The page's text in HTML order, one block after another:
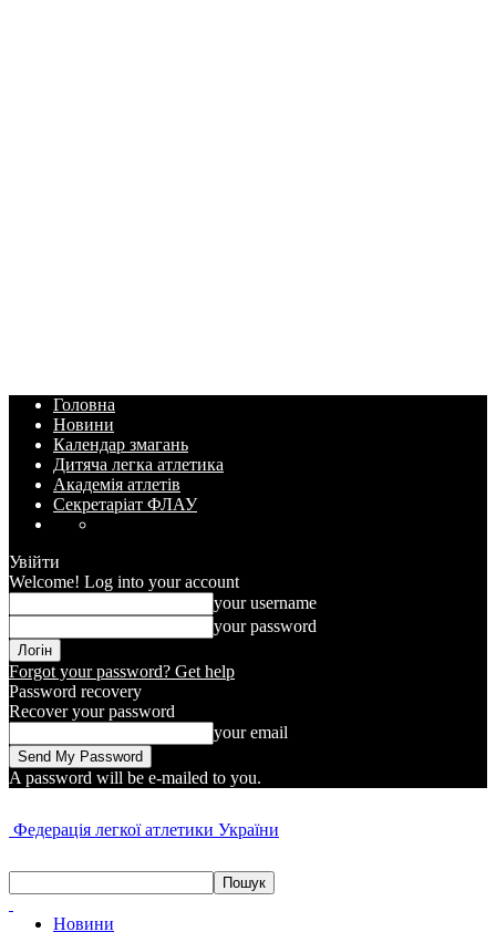
Головна
Новини
Календар змагань
Дитяча легка атлетика
Академія атлетів
Секретаріат ФЛАУ
Увійти
Welcome! Log into your account
your username
your password
Forgot your password? Get help
Password recovery
Recover your password
your email
A password will be e-mailed to you.
Федерація легкої атлетики України
Новини